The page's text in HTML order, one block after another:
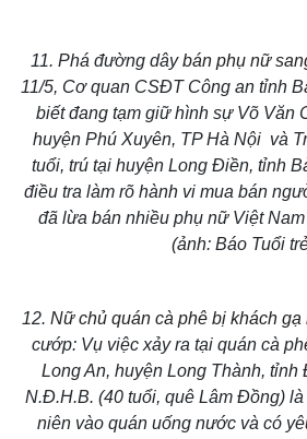
Kinh tế
Bất động sản
Khởi nghiệp
Thị
Giá
Tiêu
Tỷ giá
Giá
11. Phá đường dâybán phụ nữ
11/5, Cơ quan CSĐT Công an tỉnh
biết đang tạm giữ hình sự Võ Văn
huyện Phú Xuyên, TP Hà Nội và
tuổi, trú tại huyện Long Điền, tỉnh
điều tra làm rõ hành vi mua bán
đã lừa bán nhiều phụ nữ Việt
(ảnh: Báo Tuổi
12. Nữ chủ quán cà phê bị khách gạ
cướp: Vụ việc xảy ra tại quán cà
Long An, huyện Long Thành, tỉnh
N.Đ.H.B. (40 tuổi, quê Lâm Đồng)
niên vào quán uống nước và có